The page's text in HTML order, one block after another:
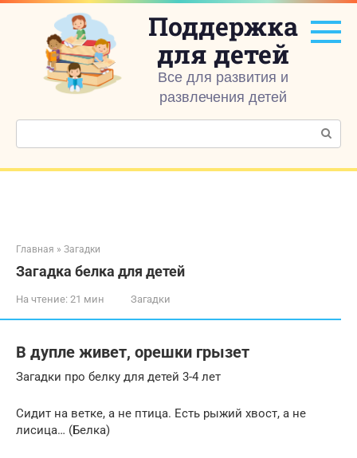
Перейти
контенту
Поддержка
для детей
Все для развития и
развлечения детей
Поиск:
Главная » Загадки
Загадка белка для детей
На чтение: 21 мин Загадки
В дупле живет, орешки грызет
Загадки про белку для детей 3-4 лет
Сидит на ветке, а не птица. Есть рыжий хвост, а не
лисица… (Белка)